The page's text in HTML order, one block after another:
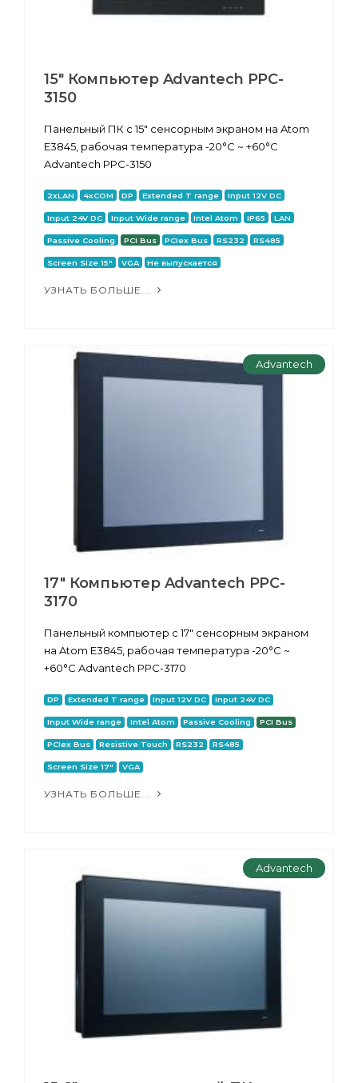
15" Компьютер Advantech PPC-
3150
Панельный ПК с 15" сенсорным экраном на Atom
E3845, рабочая температура -20°C ~ +60°C
Advantech PPC-3150
2xLAN 4xCOM DP Extended T range Input 12V DC
Input 24V DC Input Wide range Intel Atom IP65 LAN
Passive Cooling PCI Bus PCIex Bus RS232 RS485
Screen Size 15" VGA Не выпускается
УЗНАТЬ БОЛЬШЕ...
Advantech
17" Компьютер Advantech PPC-
3170
Панельный компьютер с 17" сенсорным экраном
на Atom E3845, рабочая температура -20°C ~
+60°C Advantech PPC-3170
DP Extended T range Input 12V DC Input 24V DC
Input Wide range Intel Atom Passive Cooling PCI Bus
PCIex Bus Resistive Touch RS232 RS485
Screen Size 17" VGA
УЗНАТЬ БОЛЬШЕ...
Advantech